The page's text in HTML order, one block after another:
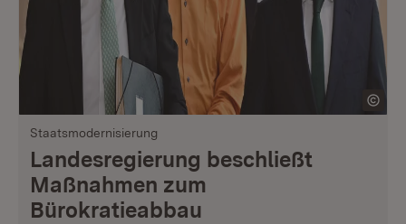
Staatsmodernisierung
Landesregierung beschließt
Maßnahmen zum
Bürokratieabbau